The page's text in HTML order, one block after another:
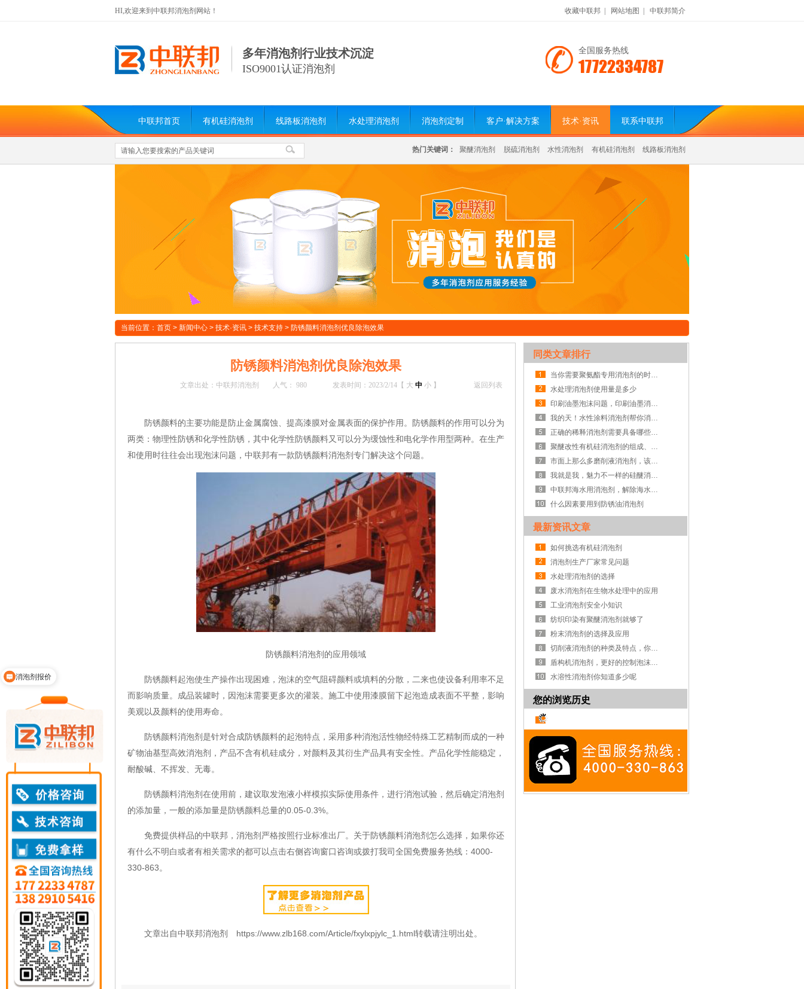
收藏中联邦 网站地图 中联邦简介
HI,欢迎来到中联邦消泡剂网站！
多年消泡剂行业技术沉淀
ISO9001认证消泡剂
全国服务热线
17722334787
中联邦首页 有机硅消泡剂 线路板消泡剂 水处理消泡剂 消泡剂定制 客户·解决方案 技术·资讯 联系中联邦
热门关键词： 聚醚消泡剂 脱硫消泡剂 水性消泡剂 有机硅消泡剂 线路板消泡剂
当前位置： 首页 > 新闻中心 > 技术·资讯 > 技术支持 > 防锈颜料消泡剂优良除泡效果
防锈颜料消泡剂优良除泡效果
文章出处：中联邦消泡剂 人气： 980 发表时间：2023/2/14【 大 中 小 】 返回列表
防锈颜料的主要功能是防止金属腐蚀、提高漆膜对金属表面的保护作用。防锈颜料的作用可以分为
两类：物理性防锈和化学性防锈，其中化学性防锈颜料又可以分为缓蚀性和电化学作用型两种。在生产
和使用时往往会出现泡沫问题，中联邦有一款防锈颜料消泡剂专门解决这个问题。
防锈颜料消泡剂的应用领域
防锈颜料起泡使生产操作出现困难，泡沫的空气阻碍颜料或填料的分散，二来也使设备利用率不足
而影响质量。成品装罐时，因泡沫需要更多次的灌装。施工中使用漆膜留下起泡造成表面不平整，影响
美观以及颜料的使用寿命。
防锈颜料消泡剂是针对合成防锈颜料的起泡特点，采用多种消泡活性物经特殊工艺精制而成的一种
矿物油基型高效消泡剂，产品不含有机硅成分，对颜料及其衍生产品具有安全性。产品化学性能稳定，
耐酸碱、不挥发、无毒。
防锈颜料消泡剂在使用前，建议取发泡液小样模拟实际使用条件，进行消泡试验，然后确定消泡剂
的添加量，一般的添加量是防锈颜料总量的0.05-0.3%。
免费提供样品的中联邦，消泡剂严格按照行业标准出厂。关于防锈颜料消泡剂怎么选择，如果你还
有什么不明白或者有相关需求的都可以点击右侧咨询窗口咨询或拨打我司全国免费服务热线：4000-
330-863。
文章出自中联邦消泡剂 https://www.zlb168.com/Article/fxylxpjylc_1.html转载请注明出处。
同类文章排行
当你需要聚氨酯专用消泡剂的时候，我们就开始有故事了
水处理消泡剂使用量是多少
印刷油墨泡沫问题，印刷油墨消泡剂一步搞定！
我的天！水性涂料消泡剂帮你消除泡沫问题，还原美貌
正确的稀释消泡剂需要具备哪些东西呢?
聚醚改性有机硅消泡剂的组成、特点以及应用注意事项
市面上那么多磨削液消泡剂，该如何选择？
我就是我，魅力不一样的硅醚消泡剂
中联邦海水用消泡剂，解除海水泡沫危机
什么因素要用到防锈油消泡剂
最新资讯文章
如何挑选有机硅消泡剂
消泡剂生产厂家常见问题
水处理消泡剂的选择
废水消泡剂在生物水处理中的应用
工业消泡剂安全小知识
纺织印染有聚醚消泡剂就够了
粉末消泡剂的选择及应用
切削液消泡剂的种类及特点，你知道吗？
盾构机消泡剂，更好的控制泡沫系统
水溶性消泡剂你知道多少呢
您的浏览历史